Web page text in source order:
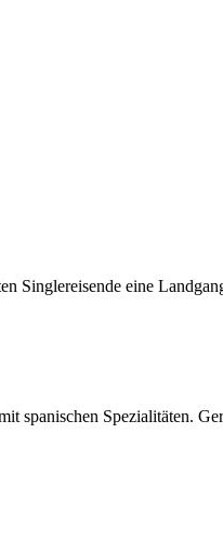
eine
spanischen Spezialitäten.